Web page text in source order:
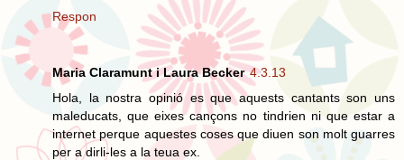
Respon
Maria Claramunt i Laura Becker 4.3.13
Hola, la nostra opinió es que aquests cantants son uns
maleducats, que eixes cançons no tindrien ni que estar a
internet perque aquestes coses que diuen son molt guarres
per a dirli-les a la teua ex.